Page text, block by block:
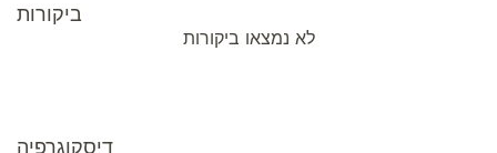
ביקורות
לא נמצאו ביקורות
דיסקוגרפיה